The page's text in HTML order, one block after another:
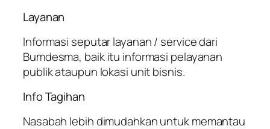
Layanan
Informasi seputar layanan / service dari
Bumdesma, baik itu informasi pelayanan
publik ataupun lokasi unit bisnis.
Info Tagihan
Nasabah lebih dimudahkan untuk memantau